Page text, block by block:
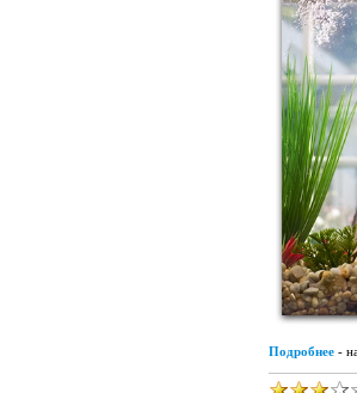
Подробнее -